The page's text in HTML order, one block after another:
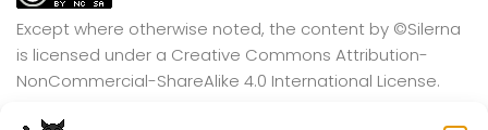
Except where otherwise noted, the content by ©Silerna
is licensed under a Creative Commons Attribution-
NonCommercial-ShareAlike 4.0 International License.